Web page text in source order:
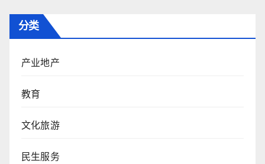
分类
产业地产
教育
文化旅游
民生服务